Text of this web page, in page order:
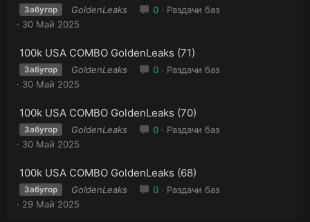
Забугор GoldenLeaks 0
Раздачи баз
30 Май 2025
100k USA COMBO GoldenLeaks (71)
Забугор GoldenLeaks 0
Раздачи баз
30 Май 2025
100k USA COMBO GoldenLeaks (70)
Забугор GoldenLeaks 0
Раздачи баз
30 Май 2025
100k USA COMBO GoldenLeaks (68)
Забугор GoldenLeaks 0
Раздачи баз
29 Май 2025